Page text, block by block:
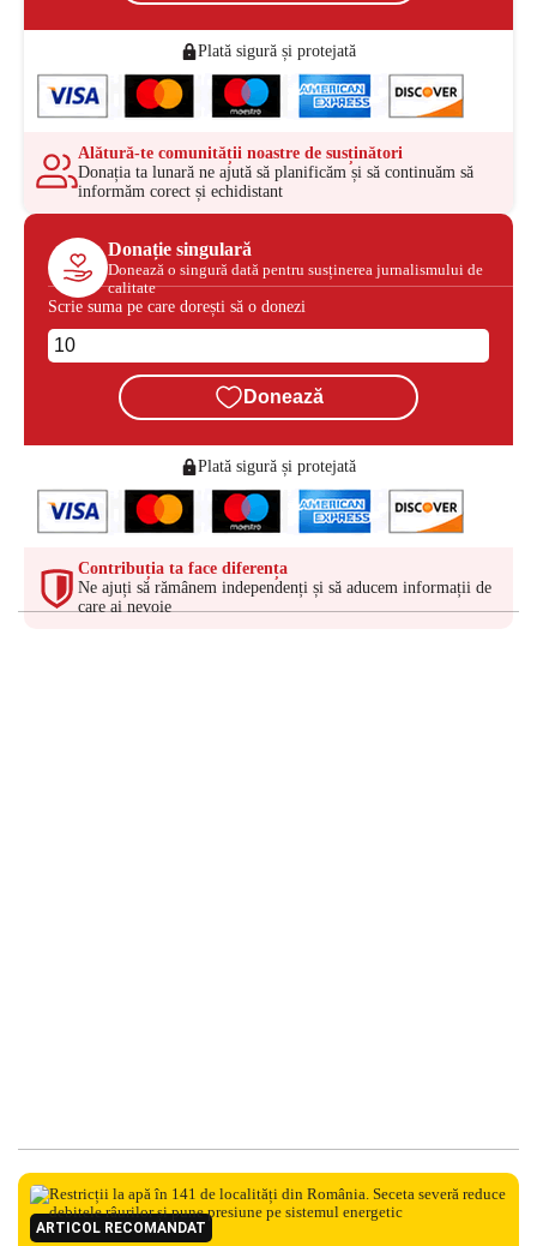
Plată sigură și protejată
Alătură-te comunității noastre de susținători
Donația ta lunară ne ajută să planificăm și să continuăm să
informăm corect și echidistant
Donație singulară
Donează o singură dată pentru susținerea jurnalismului de
calitate
Scrie suma pe care dorești să o donezi
Donează
Plată sigură și protejată
Contribuția ta face diferența
Ne ajuți să rămânem independenți și să aducem informații de
care ai nevoie
ARTICOL RECOMANDAT